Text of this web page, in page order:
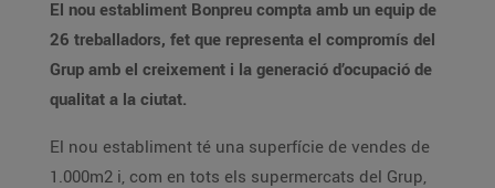
El nou establiment Bonpreu compta amb un equip de
26 treballadors, fet que representa el compromís del
Grup amb el creixement i la generació d’ocupació de
qualitat a la ciutat.
El nou establiment té una superfície de vendes de
1.000m2 i, com en tots els supermercats del Grup,